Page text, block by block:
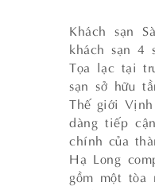
Khách sạn
khách sạn 4
Tọa lạc tại
sạn sở hữu
Thế giới
dàng tiếp
chính của
Hạ Long
gồm một tòa